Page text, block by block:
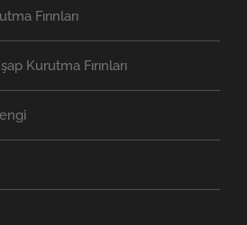
Fırınları
Kurutma Fırınları